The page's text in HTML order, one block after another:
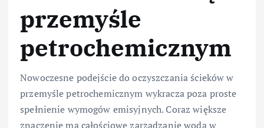
przemyśle
petrochemicznym
Nowoczesne podejście do oczyszczania ścieków w
przemyśle petrochemicznym wykracza poza proste
spełnienie wymogów emisyjnych. Coraz większe
znaczenie ma całościowe zarządzanie wodą w